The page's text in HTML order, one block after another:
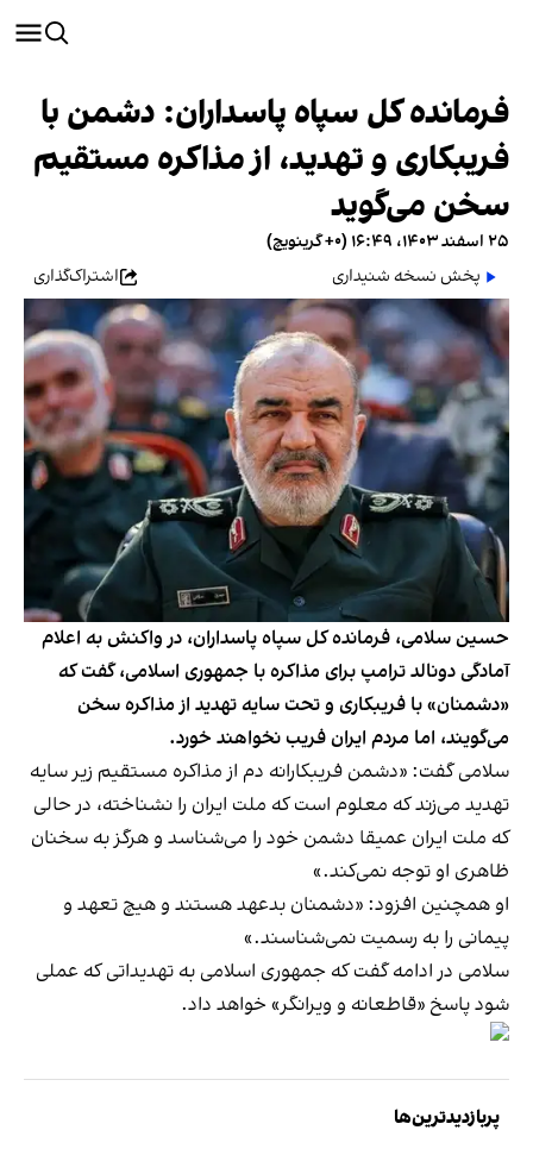
فرمانده کل سپاه پاسداران: دشمن با
فریبکاری و تهدید، از مذاکره مستقیم
سخن می‌گوید
۲۵ اسفند ۱۴۰۳، ۱۶:۴۹ (‎+۰ گرینویچ)
پخش نسخه شنیداری
اشتراک‌گذاری
حسین سلامی، فرمانده کل سپاه پاسداران، در واکنش به اعلام
آمادگی دونالد ترامپ برای مذاکره با جمهوری اسلامی، گفت که
«دشمنان» با فریبکاری و تحت سایه تهدید از مذاکره سخن
می‌گویند، اما مردم ایران فریب نخواهند خورد.
سلامی گفت: «دشمن فریبکارانه دم از مذاکره مستقیم زیر سایه
تهدید می‌زند که معلوم است که ملت ایران را نشناخته، در حالی‌
که ملت ایران عمیقا دشمن خود را می‌شناسد و هرگز به سخنان
ظاهری او توجه نمی‌کند.»
او همچنین افزود: «دشمنان بدعهد هستند و هیچ تعهد و
پیمانی را به رسمیت نمی‌شناسند.»
سلامی در ادامه گفت که جمهوری اسلامی به تهدیداتی که عملی
شود پاسخ «قاطعانه و ویرانگر» خواهد داد.
پربازدیدترین‌ها